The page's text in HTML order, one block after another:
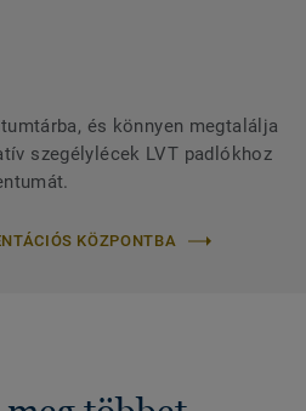
és könnyen megtalálja
szegélylécek LVT padlókhoz
KÖZPONTBA